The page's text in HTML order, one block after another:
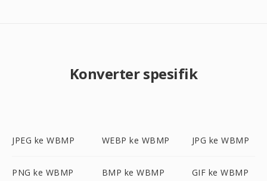
Konverter spesifik
JPEG ke WBMP WEBP ke WBMP JPG ke WBMP
PNG ke WBMP BMP ke WBMP GIF ke WBMP